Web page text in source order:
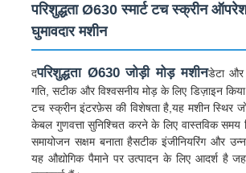
परिशुद्धता Ø630 स्मार्ट टच स्क्रीन
घुमावदार मशीन
दपरिशुद्धता Ø630 जोड़ी मोड़ मशीनडेटा और
गति, सटीक और विश्वसनीय मोड़ के लिए डिज़ाइन किया
टच स्क्रीन इंटरफ़ेस की विशेषता है,यह मशीन स्थिर
केबल गुणवत्ता सुनिश्चित करने के लिए वास्तविक समय
समायोजन सक्षम बनाता हैसटीक इंजीनियरिंग और
यह औद्योगिक पैमाने पर उत्पादन के लिए आदर्श है